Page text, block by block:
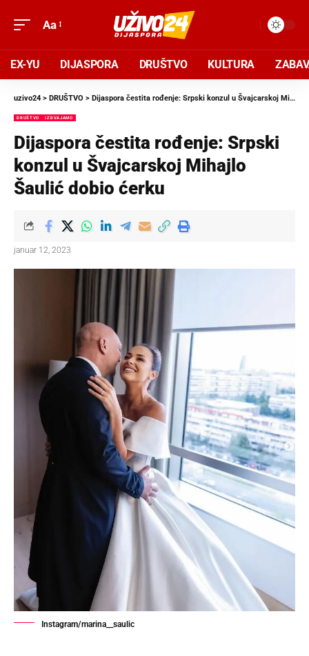
Aa
EX-YU DIJASPORA DRUŠTVO KULTURA
uzivo24 > DRUŠTVO > Dijaspora čestita rođenje: Srpski konzul u Švajcarskoj Mihajlo Šaulić dobio ćerku
DRUŠTVO IZDVAJAMO
Dijaspora čestita rođenje: Srpski
konzul u Švajcarskoj Mihajlo
Šaulić dobio ćerku
januar 12, 2023
Instagram/marina__saulic